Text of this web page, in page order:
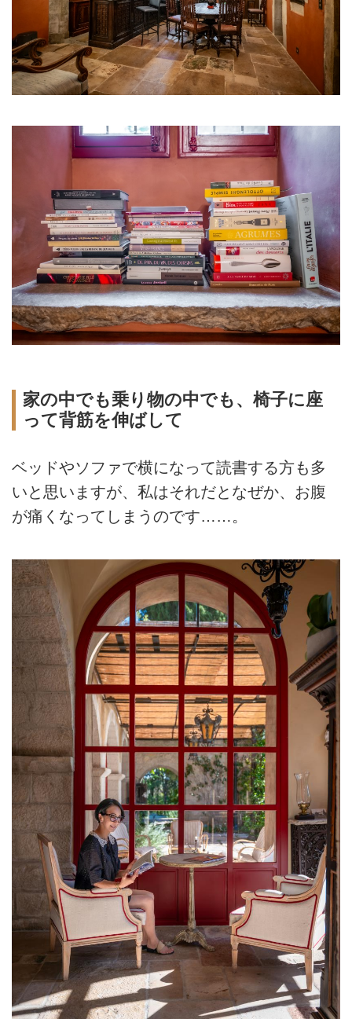
家の中でも乗り物の中でも、椅子に座
って背筋を伸ばして
ベッドやソファで横になって読書する方も多
いと思いますが、私はそれだとなぜか、お腹
が痛くなってしまうのです……。